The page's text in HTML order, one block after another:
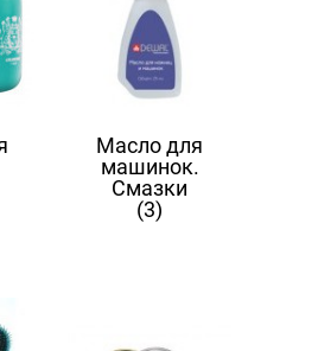
Масло для
машинок.
Смазки
(3)